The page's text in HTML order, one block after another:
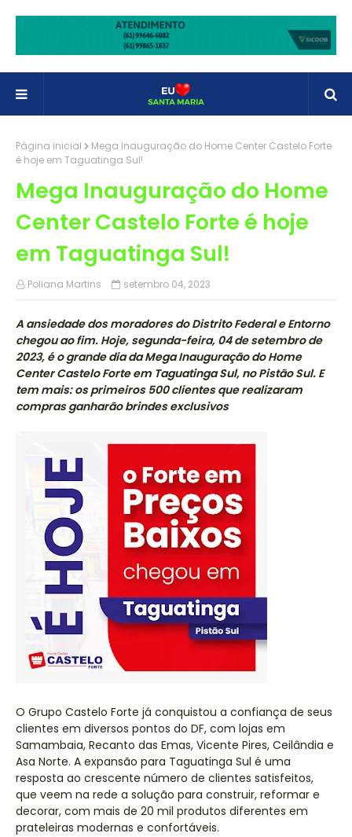
Página inicial
Mega Inauguração do Home Center Castelo Forte
é hoje em Taguatinga Sul!
Mega Inauguração do Home
Center Castelo Forte é hoje
em Taguatinga Sul!
Poliana Martins setembro 04, 2023
A ansiedade dos moradores do Distrito Federal e Entorno
chegou ao fim. Hoje, segunda-feira, 04 de setembro de
2023, é o grande dia da Mega Inauguração do Home
Center Castelo Forte em Taguatinga Sul, no Pistão Sul. E
tem mais: os primeiros 500 clientes que realizaram
compras ganharão brindes exclusivos
O Grupo Castelo Forte já conquistou a confiança de seus
clientes em diversos pontos do DF, com lojas em
Samambaia, Recanto das Emas, Vicente Pires, Ceilândia e
Asa Norte. A expansão para Taguatinga Sul é uma
resposta ao crescente número de clientes satisfeitos,
que veem na rede a solução para construir, reformar e
decorar, com mais de 20 mil produtos diferentes em
prateleiras modernas e confortáveis.